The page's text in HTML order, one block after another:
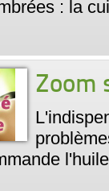
: la
Zoom